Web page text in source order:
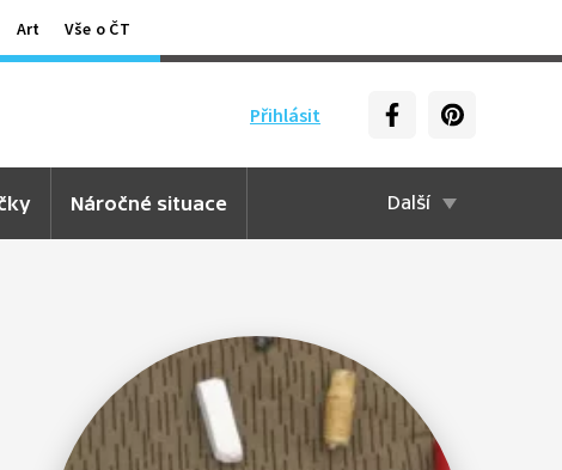
Art Vše o ČT
Přihlásit
Náročné situace Další